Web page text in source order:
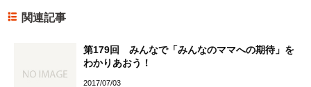
関連記事
第179回 みんなで「みんなのママへの期待」を
わかりあおう！
2017/07/03